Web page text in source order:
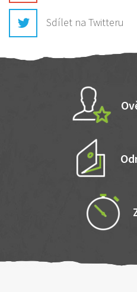
Sdílet na Twitteru